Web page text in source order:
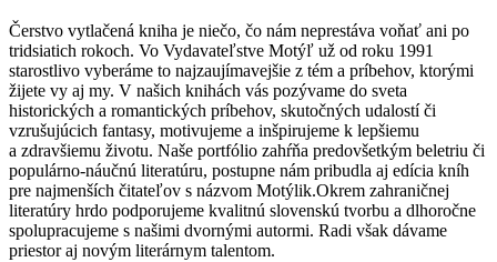
Čerstvo vytlačená kniha je niečo, čo nám neprestáva voňať ani po
tridsiatich rokoch. Vo Vydavateľstve Motýľ už od roku 1991
starostlivo vyberáme to najzaujímavejšie z tém a príbehov, ktorými
žijete vy aj my. V našich knihách vás pozývame do sveta
historických a romantických príbehov, skutočných udalostí či
vzrušujúcich fantasy, motivujeme a inšpirujeme k lepšiemu
a zdravšiemu životu. Naše portfólio zahŕňa predovšetkým beletriu či
populárno-náučnú literatúru, postupne nám pribudla aj edícia kníh
pre najmenších čitateľov s názvom Motýlik.Okrem zahraničnej
literatúry hrdo podporujeme kvalitnú slovenskú tvorbu a dlhoročne
spolupracujeme s našimi dvornými autormi. Radi však dávame
priestor aj novým literárnym talentom.